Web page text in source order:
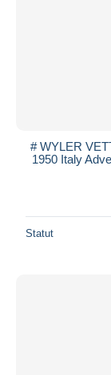
# WYLER
1950 Italy
Statut